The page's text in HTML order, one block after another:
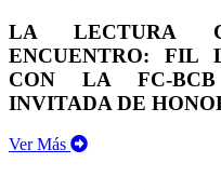
LA LECTURA
ENCUENTRO: FIL
CON LA FC-
INVITADA DE
Ver Más